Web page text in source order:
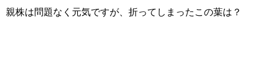
親株は問題なく元気ですが、折ってしまったこの葉は？